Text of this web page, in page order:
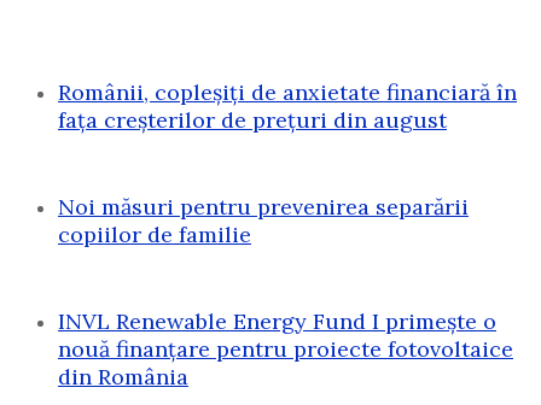
Românii, copleșiți de anxietate financiară în
fața creșterilor de prețuri din august
Noi măsuri pentru prevenirea separării
copiilor de familie
INVL Renewable Energy Fund I primește o
nouă finanțare pentru proiecte fotovoltaice
din România